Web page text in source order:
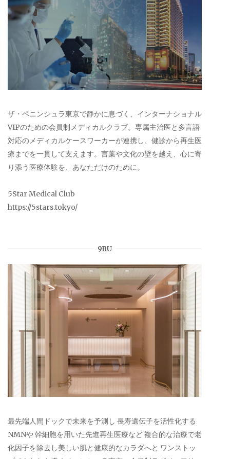
ザ・ペニンシュラ東京で静かに息づく、インターナショナル
VIPのための会員制メディカルクラブ。専属主治医と多言語
対応のメディカルケースワーカーが連携し、健診から再生医
療までを一貫して支えます。言葉や文化の壁を越え、心に寄
り添う医療体験を、あなただけのために。
5Star Medical Club
https://5stars.tokyo/
9RU
最先端人間ドックで未来を予測し 長寿遺伝子を活性化する
NMNや 幹細胞を用いた先進再生医療など 複合的な治療で老
化因子を除去し美しい肌と健康的なカラダへと ワンストッ